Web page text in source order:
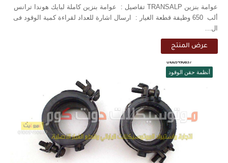
عوامة بنزين TRANSALP تفاصيل : عوامة بنزين كاملة لبايك هوندا ترانس
ألب 650 وظيفة قطعة الغيار : ارسال اشارة للعداد لقراءة كمية الوقود فى
ال...
عرض المنتج
أنظمة حقن الوقود